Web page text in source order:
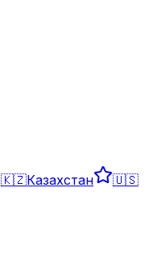
🇰🇿Казахстан
🇺🇸